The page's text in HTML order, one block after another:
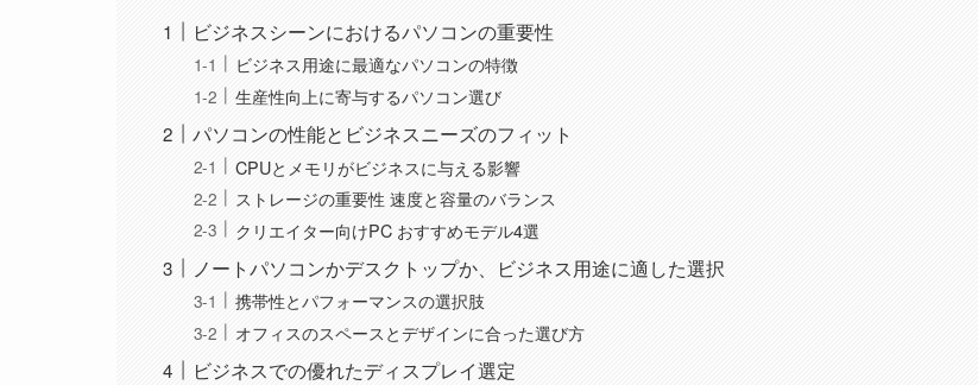
ビジネスシーンにおけるパソコンの重要性
ビジネス用途に最適なパソコンの特徴
生産性向上に寄与するパソコン選び
パソコンの性能とビジネスニーズのフィット
CPUとメモリがビジネスに与える影響
ストレージの重要性 速度と容量のバランス
クリエイター向けPC おすすめモデル4選
ノートパソコンかデスクトップか、ビジネス用途に適した選択
携帯性とパフォーマンスの選択肢
オフィスのスペースとデザインに合った選び方
ビジネスでの優れたディスプレイ選定